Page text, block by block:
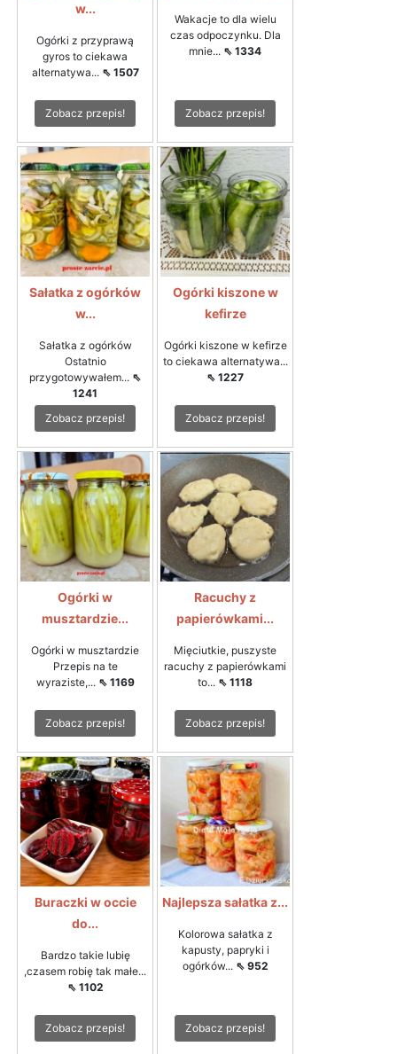
w...
Ogórki z przyprawą
gyros to ciekawa
alternatywa... ⇖ 1507
Zobacz przepis!
Wakacje to dla wielu
czas odpoczynku. Dla
mnie... ⇖ 1334
Zobacz przepis!
Sałatka z ogórków
w...
Sałatka z ogórków
Ostatnio
przygotowywałem... ⇖
1241
Zobacz przepis!
Ogórki kiszone w
kefirze
Ogórki kiszone w kefirze
to ciekawa alternatywa...
⇖ 1227
Zobacz przepis!
Ogórki w
musztardzie...
Ogórki w musztardzie
Przepis na te
wyraziste,... ⇖ 1169
Zobacz przepis!
Racuchy z
papierówkami...
Mięciutkie, puszyste
racuchy z papierówkami
to... ⇖ 1118
Zobacz przepis!
Buraczki w occie
do...
Bardzo takie lubię
,czasem robię tak małe...
⇖ 1102
Zobacz przepis!
Najlepsza sałatka z...
Kolorowa sałatka z
kapusty, papryki i
ogórków... ⇖ 952
Zobacz przepis!